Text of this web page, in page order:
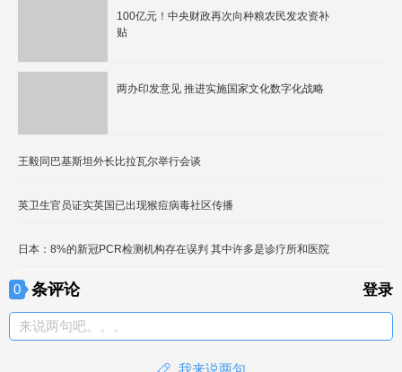
100亿元！中央财政再次向种粮农民发农资补
贴
两办印发意见 推进实施国家文化数字化战略
王毅同巴基斯坦外长比拉瓦尔举行会谈
英卫生官员证实英国已出现猴痘病毒社区传播
日本：8%的新冠PCR检测机构存在误判 其中许多是诊疗所和医院
0 条评论 登录
来说两句吧。。。
我来说两句